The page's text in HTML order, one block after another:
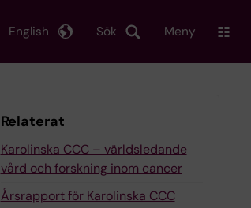
Sök
English Meny
Relaterat
Karolinska CCC – världsledande
vård och forskning inom cancer
Årsrapport för Karolinska CCC